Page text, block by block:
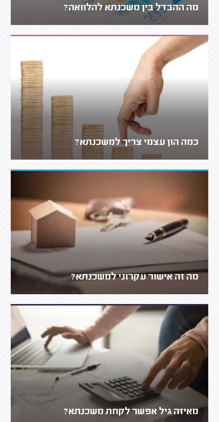
מה ההבדל בין משכנתא להלוואה?
כמה הון עצמי צריך למשכנתא?
מה זה אישור עקרוני למשכנתא?
מאיזה גיל אפשר לקחת משכנתא?